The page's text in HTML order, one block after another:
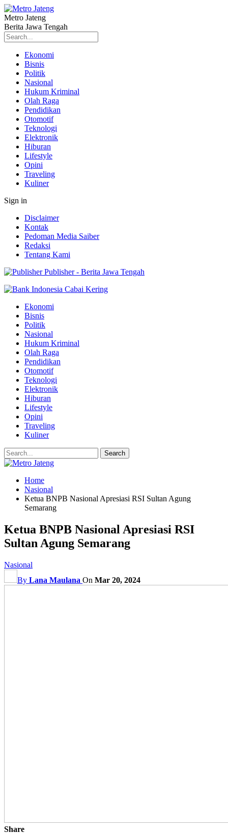
Metro Jateng
Berita Jawa Tengah
Ekonomi
Bisnis
Politik
Nasional
Hukum Kriminal
Olah Raga
Pendidikan
Otomotif
Teknologi
Elektronik
Hiburan
Lifestyle
Opini
Traveling
Kuliner
Sign in
Disclaimer
Kontak
Pedoman Media Saiber
Redaksi
Tentang Kami
Publisher - Berita Jawa Tengah
Ekonomi
Bisnis
Politik
Nasional
Hukum Kriminal
Olah Raga
Pendidikan
Otomotif
Teknologi
Elektronik
Hiburan
Lifestyle
Opini
Traveling
Kuliner
Home
Nasional
Ketua BNPB Nasional Apresiasi RSI Sultan Agung
Semarang
Ketua BNPB Nasional Apresiasi RSI
Sultan Agung Semarang
Nasional
By Lana Maulana On Mar 20, 2024
Share